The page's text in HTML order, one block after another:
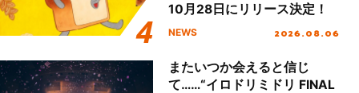
10月28日にリリース決定！
NEWS 2026.08.06
またいつか会えると信じ
て……“イロドリミドリ FINAL